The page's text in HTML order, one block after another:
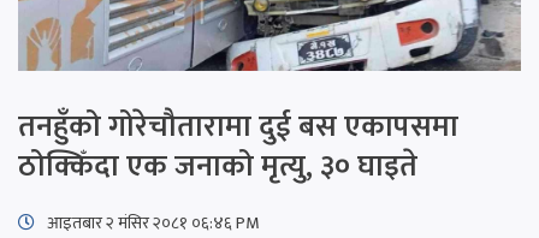
तनहुँको गोरेचौतारामा दुई बस एकापसमा
ठोक्किँदा एक जनाको मृत्यु, ३० घाइते
आइतबार​ २ मंसिर २०८१ ०६:४६ PM